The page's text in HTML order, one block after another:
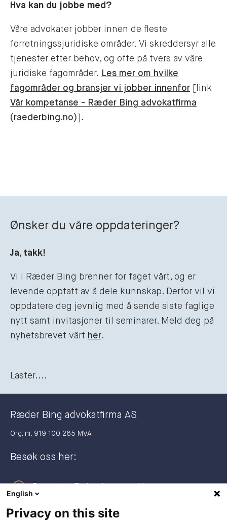
Hva kan du jobbe med?
Våre advokater jobber innen de fleste
forretningssjuridiske områder. Vi skreddersyr alle
tjenester etter behov, og ofte på tvers av våre
juridiske fagområder. Les mer om hvilke
fagområder og bransjer vi jobber innenfor [link
Vår kompetanse - Ræder Bing advokatfirma
(raederbing.no)
].
Ønsker du våre oppdateringer?
Ja, takk!
Vi i Ræder Bing brenner for faget vårt, og er
levende opptatt av å dele kunnskap. Derfor vil vi
oppdatere deg jevnlig med å sende siste faglige
nytt samt invitasjoner til seminarer. Meld deg på
nyhetsbrevet vårt her.
Laster....
Ræder Bing advokatfirma AS
Org. nr. 919 100 265 MVA
Besøk oss her:
English
Privacy on this site